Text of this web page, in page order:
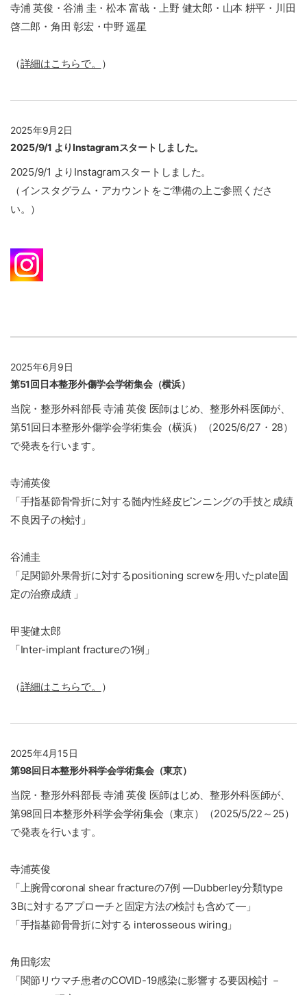
寺浦 英俊・谷浦 圭・松本 富哉・上野 健太郎・山本 耕平・川田
啓二郎・角田 彰宏・中野 遥星
（詳細はこちらで。 ）
2025年9月2日
2025/9/1 よりInstagramスタートしました。
2025/9/1 よりInstagramスタートしました。
（インスタグラム・アカウントをご準備の上ご参照くださ
い。）
2025年6月9日
第51回日本整形外傷学会学術集会（横浜）
当院・整形外科部長 寺浦 英俊 医師はじめ、整形外科医師が、
第51回日本整形外傷学会学術集会（横浜）（2025/6/27・28）
で発表を行います。
寺浦英俊
「手指基節骨骨折に対する髄内性経皮ピンニングの手技と成績
不良因子の検討」
谷浦圭
「足関節外果骨折に対するpositioning screwを用いたplate固
定の治療成績 」
甲斐健太郎
「Inter-implant fractureの1例」
（詳細はこちらで。 ）
2025年4月15日
第98回日本整形外科学会学術集会（東京）
当院・整形外科部長 寺浦 英俊 医師はじめ、整形外科医師が、
第98回日本整形外科学会学術集会（東京）（2025/5/22～25）
で発表を行います。
寺浦英俊
「上腕骨coronal shear fractureの7例 ―Dubberley分類type
3Bに対するアプローチと固定方法の検討も含めて―」
「手指基節骨骨折に対する interosseous wiring」
角田彰宏
「関節リウマチ患者のCOVID-19感染に影響する要因検討 －